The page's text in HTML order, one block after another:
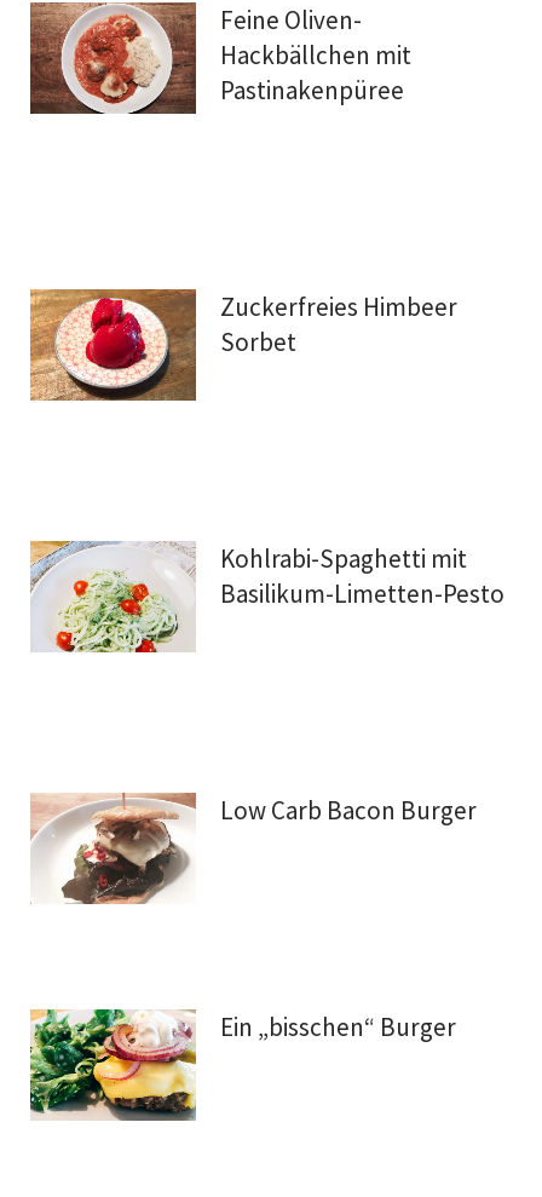
Feine Oliven-
Hackbällchen mit
Pastinakenpüree
Zuckerfreies Himbeer
Sorbet
Kohlrabi-Spaghetti mit
Basilikum-Limetten-Pesto
Low Carb Bacon Burger
Ein „bisschen“ Burger